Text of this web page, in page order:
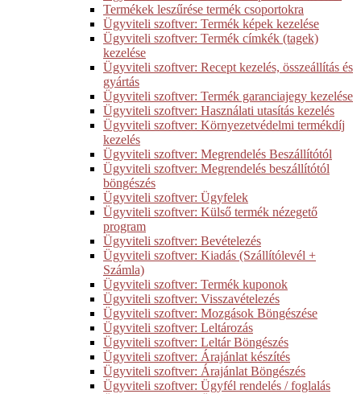
Termékek leszűrése termék csoportokra
Ügyviteli szoftver: Termék képek kezelése
Ügyviteli szoftver: Termék címkék (tagek)
kezelése
Ügyviteli szoftver: Recept kezelés, összeállítás és
gyártás
Ügyviteli szoftver: Termék garanciajegy kezelése
Ügyviteli szoftver: Használati utasítás kezelés
Ügyviteli szoftver: Környezetvédelmi termékdíj
kezelés
Ügyviteli szoftver: Megrendelés Beszállítótól
Ügyviteli szoftver: Megrendelés beszállítótól
böngészés
Ügyviteli szoftver: Ügyfelek
Ügyviteli szoftver: Külső termék nézegető
program
Ügyviteli szoftver: Bevételezés
Ügyviteli szoftver: Kiadás (Szállítólevél +
Számla)
Ügyviteli szoftver: Termék kuponok
Ügyviteli szoftver: Visszavételezés
Ügyviteli szoftver: Mozgások Böngészése
Ügyviteli szoftver: Leltározás
Ügyviteli szoftver: Leltár Böngészés
Ügyviteli szoftver: Árajánlat készítés
Ügyviteli szoftver: Árajánlat Böngészés
Ügyviteli szoftver: Ügyfél rendelés / foglalás